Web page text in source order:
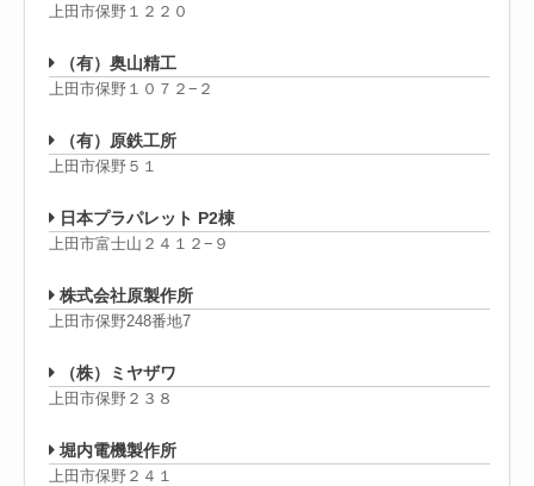
上田市保野１２２０
（有）奥山精工
上田市保野１０７２−２
（有）原鉄工所
上田市保野５１
日本プラパレット P2棟
上田市富士山２４１２−９
株式会社原製作所
上田市保野248番地7
（株）ミヤザワ
上田市保野２３８
堀内電機製作所
上田市保野２４１